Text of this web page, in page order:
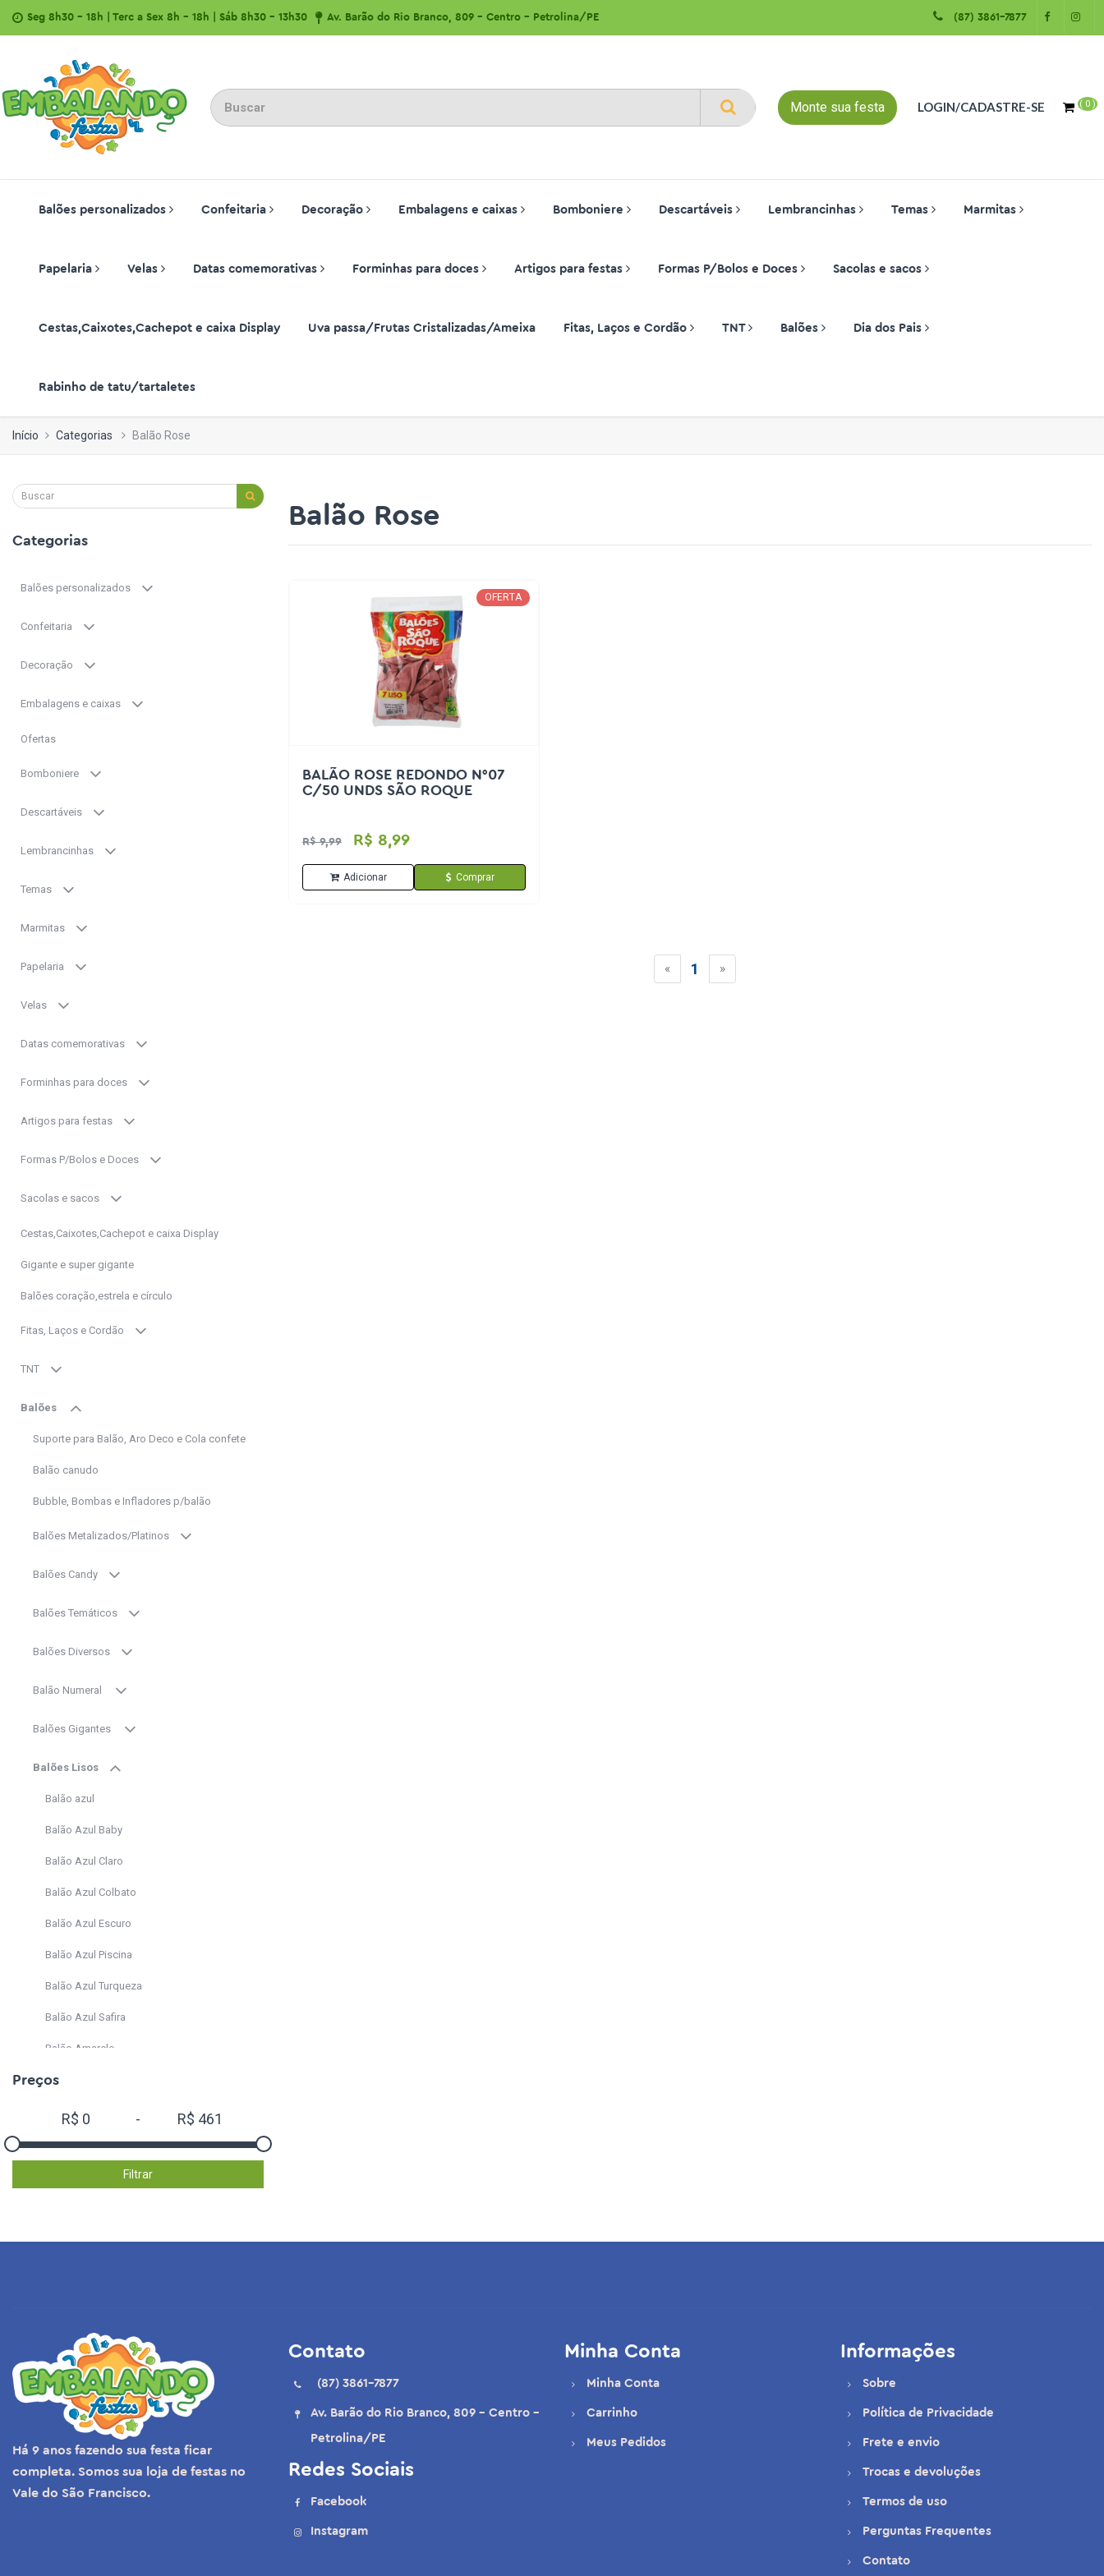
Seg 8h30 - 18h | Terc a Sex 8h - 18h | Sáb 8h30 - 13h30 Av. Barão do Rio Branco, 809 - Centro - Petrolina/PE (87) 3861-7877
Monte sua festa LOGIN/CADASTRE-SE ( 0 )
Balões personalizados Confeitaria Decoração Embalagens e caixas Bomboniere Descartáveis Lembrancinhas Temas Marmitas
Papelaria Velas Datas comemorativas Forminhas para doces Artigos para festas Formas P/Bolos e Doces Sacolas e sacos
Cestas,Caixotes,Cachepot e caixa Display Uva passa/Frutas Cristalizadas/Ameixa Fitas, Laços e Cordão TNT Balões Dia dos Pais
Rabinho de tatu/tartaletes
Início Categorias Balão Rose
Categorias
Balões personalizados
Confeitaria
Decoração
Embalagens e caixas
Ofertas
Bomboniere
Descartáveis
Lembrancinhas
Temas
Marmitas
Papelaria
Velas
Datas comemorativas
Forminhas para doces
Artigos para festas
Formas P/Bolos e Doces
Sacolas e sacos
Cestas,Caixotes,Cachepot e caixa Display
Gigante e super gigante
Balões coração,estrela e círculo
Fitas, Laços e Cordão
TNT
Balões
Suporte para Balão, Aro Deco e Cola confete
Balão canudo
Bubble, Bombas e Infladores p/balão
Balões Metalizados/Platinos
Balões Candy
Balões Temáticos
Balões Diversos
Balão Numeral
Balões Gigantes
Balões Lisos
Balão azul
Balão Azul Baby
Balão Azul Claro
Balão Azul Colbato
Balão Azul Escuro
Balão Azul Piscina
Balão Azul Turqueza
Balão Azul Safira
Balão Amarelo
Balão Amarelo Citrino
Balão Bege
Balão Bordo
Balão Marrom
Balão Mocaccino
Balão New Pink
Balão Nude
Balão Pink
Preços
R$ 0 - R$ 461
Filtrar
Balão Rose
OFERTA
BALÃO ROSE REDONDO N°07
C/50 UNDS SÃO ROQUE
R$ 9,99 R$ 8,99
Adicionar Comprar
« 1 »
Há 9 anos fazendo sua festa ficar
completa. Somos sua loja de festas no
Vale do São Francisco.
Contato
(87) 3861-7877
Av. Barão do Rio Branco, 809 - Centro -
Petrolina/PE
Redes Sociais
Facebook
Instagram
Minha Conta
Minha Conta
Carrinho
Meus Pedidos
Informações
Sobre
Política de Privacidade
Frete e envio
Trocas e devoluções
Termos de uso
Perguntas Frequentes
Contato